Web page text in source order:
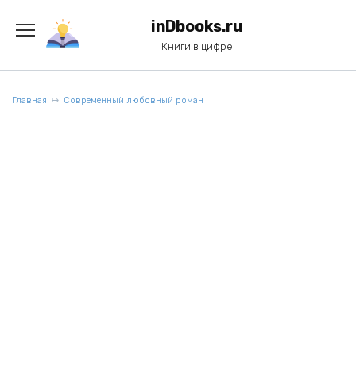
содержанию
inDbooks.ru
Книги в цифре
Главная Современный любовный роман